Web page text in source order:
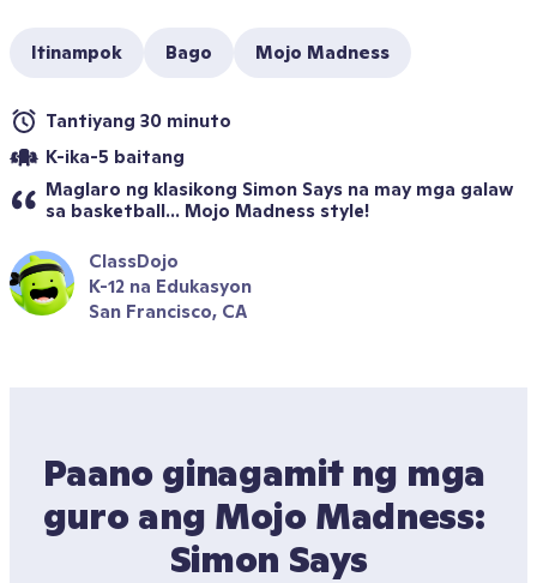
Itinampok Bago Mojo Madness
Tantiyang 30 minuto
K-ika-5 baitang
Maglaro ng klasikong Simon Says na may mga galaw
sa basketball... Mojo Madness style!
ClassDojo
K-12 na Edukasyon
San Francisco, CA
Paano ginagamit ng mga
guro ang Mojo Madness:
Simon Says